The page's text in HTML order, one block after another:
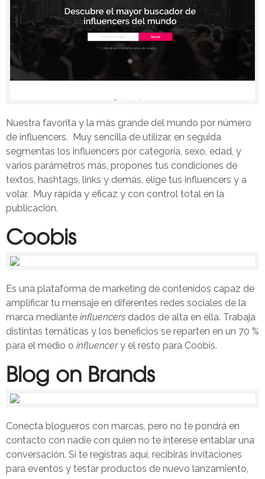
Nuestra favorita y la más grande del mundo por número
de influencers. Muy sencilla de utilizar, en seguida
segmentas los influencers por categoría, sexo, edad, y
varios parámetros más, propones tus condiciones de
textos, hashtags, links y demás, elige tus influencers y a
volar. Muy rápida y eficaz y con control total en la
publicación.
Coobis
Es una plataforma de marketing de contenidos capaz de
amplificar tu mensaje en diferentes redes sociales de la
marca mediante influencers dados de alta en ella. Trabaja
distintas temáticas y los beneficios se reparten en un 70 %
para el medio o influencery el resto para Coobis.
Blog on Brands
Conecta blogueros con marcas, pero no te pondrá en
contacto con nadie con quien no te interese entablar una
conversación. Si te registras aquí, recibirás invitaciones
para eventos y testar productos de nuevo lanzamiento,